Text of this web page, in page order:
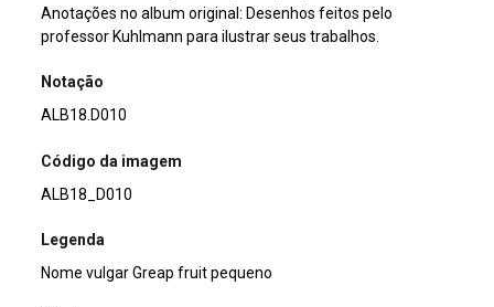
Anotações no album original: Desenhos feitos pelo
professor Kuhlmann para ilustrar seus trabalhos.
Notação
ALB18.D010
Código da imagem
ALB18_D010
Legenda
Nome vulgar Greap fruit pequeno